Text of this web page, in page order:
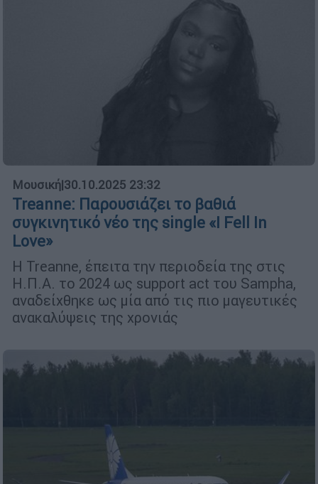
Μουσική|30.10.2025 23:32
Treanne: Παρουσιάζει το βαθιά
συγκινητικό νέο της single «I Fell In
Love»
Η Treanne, έπειτα την περιοδεία της στις
Η.Π.Α. το 2024 ως support act του Sampha,
αναδείχθηκε ως μία από τις πιο μαγευτικές
ανακαλύψεις της χρονιάς